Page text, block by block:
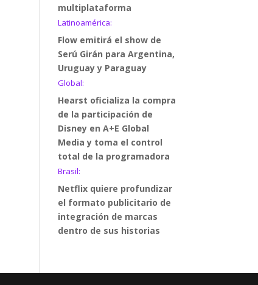
multiplataforma
Latinoamérica:
Flow emitirá el show de
Serú Girán para Argentina,
Uruguay y Paraguay
Global:
Hearst oficializa la compra
de la participación de
Disney en A+E Global
Media y toma el control
total de la programadora
Brasil:
Netflix quiere profundizar
el formato publicitario de
integración de marcas
dentro de sus historias